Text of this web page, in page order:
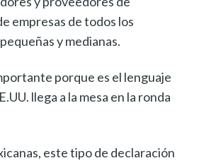
empresas de todos los
y medianas.
porque es el lenguaje
llega a la mesa en la ronda
este tipo de declaración